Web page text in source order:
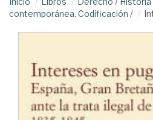
contemporánea. Codificación /